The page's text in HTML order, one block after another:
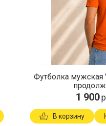
Футболка мужская
1 900
В корзину